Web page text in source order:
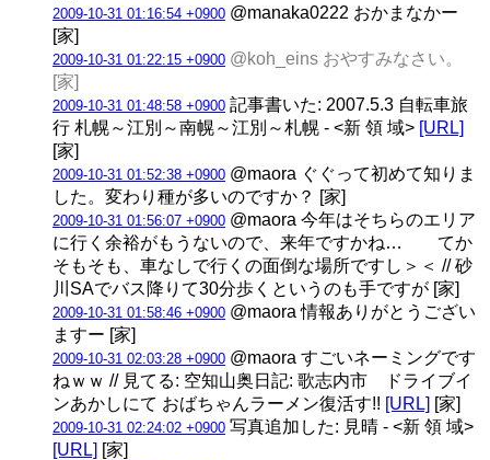
2009-10-31 01:16:54 +0900 @manaka0222 おかまなかー
[家]
2009-10-31 01:22:15 +0900 @koh_eins おやすみなさい。
[家]
2009-10-31 01:48:58 +0900 記事書いた: 2007.5.3 自転車旅
行 札幌～江別～南幌～江別～札幌 - <新 領 域> [URL]
[家]
2009-10-31 01:52:38 +0900 @maora ぐぐって初めて知りま
した。変わり種が多いのですか？ [家]
2009-10-31 01:56:07 +0900 @maora 今年はそちらのエリア
に行く余裕がもうないので、来年ですかね… てか
そもそも、車なしで行くの面倒な場所ですし＞＜ // 砂
川SAでバス降りて30分歩くというのも手ですが [家]
2009-10-31 01:58:46 +0900 @maora 情報ありがとうござい
ますー [家]
2009-10-31 02:03:28 +0900 @maora すごいネーミングです
ねｗｗ // 見てる: 空知山奥日記: 歌志内市 ドライブイ
ンあかしにて おばちゃんラーメン復活す!! [URL] [家]
2009-10-31 02:24:02 +0900 写真追加した: 見晴 - <新 領 域>
[URL] [家]